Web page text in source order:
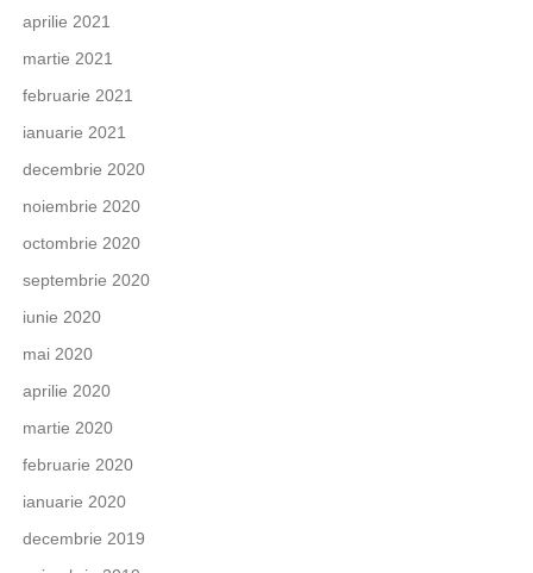
aprilie 2021
martie 2021
februarie 2021
ianuarie 2021
decembrie 2020
noiembrie 2020
octombrie 2020
septembrie 2020
iunie 2020
mai 2020
aprilie 2020
martie 2020
februarie 2020
ianuarie 2020
decembrie 2019